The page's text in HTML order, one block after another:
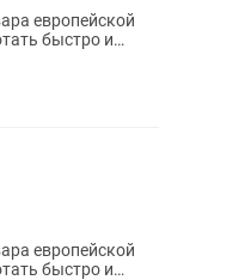
быстро и
быстро и